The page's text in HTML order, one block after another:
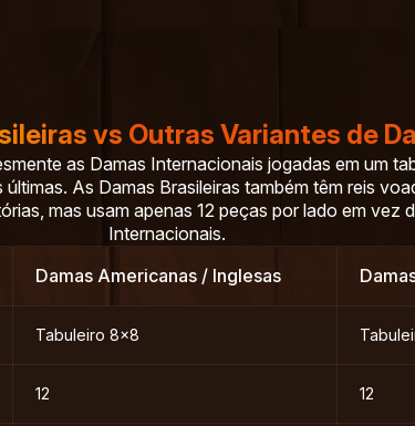
vs Outras Variantes de
as Damas Internacionais jogadas em um
As Damas Brasileiras também têm reis
mas usam apenas 12 peças por lado em vez
Internacionais.
Damas Americanas / Inglesas
Tabuleiro 8×8
12 12